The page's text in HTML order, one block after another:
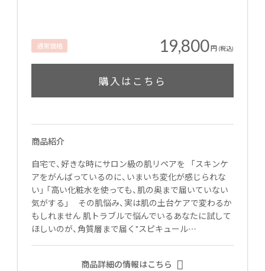
通常価格 19,800円 (税込)
購入はこちら
商品紹介
自宅で、好きな時にサロン級の肌リペアを 「スキンケ
アをがんばっているのに、いまいち変化が感じられな
い」 「高い化粧水を使っても、肌の奥まで届いていない
気がする」 その肌悩み、実は肌の土台ケアで変わるか
もしれません 肌トラブルで悩んでいるあなたに試して
ほしいのが、角質層まで届く"スピキュール…
商品詳細の情報はこちら